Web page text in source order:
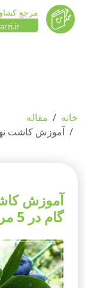
مرجع
خانه
مقاله
آموزش کاشت نهال
آموزش
گام در 5 مرحله]